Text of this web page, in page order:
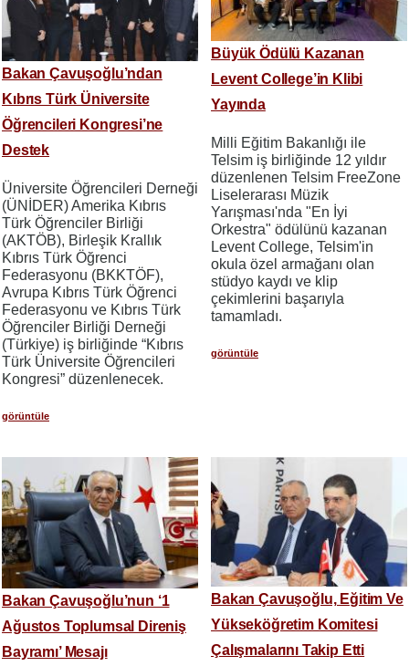
Bakan Çavuşoğlu’ndan
Kıbrıs Türk Üniversite
Öğrencileri Kongresi’ne
Destek
Üniversite Öğrencileri Derneği
(ÜNİDER) Amerika Kıbrıs
Türk Öğrenciler Birliği
(AKTÖB), Birleşik Krallık
Kıbrıs Türk Öğrenci
Federasyonu (BKKTÖF),
Avrupa Kıbrıs Türk Öğrenci
Federasyonu ve Kıbrıs Türk
Öğrenciler Birliği Derneği
(Türkiye) iş birliğinde “Kıbrıs
Türk Üniversite Öğrencileri
Kongresi” düzenlenecek.
görüntüle
Büyük Ödülü Kazanan
Levent College’in Klibi
Yayında
Milli Eğitim Bakanlığı ile
Telsim iş birliğinde 12 yıldır
düzenlenen Telsim FreeZone
Liselerarası Müzik
Yarışması'nda "En İyi
Orkestra" ödülünü kazanan
Levent College, Telsim'in
okula özel armağanı olan
stüdyo kaydı ve klip
çekimlerini başarıyla
tamamladı.
görüntüle
Bakan Çavuşoğlu’nun ‘1
Ağustos Toplumsal Direniş
Bayramı’ Mesajı
Bakan Çavuşoğlu, Eğitim Ve
Yükseköğretim Komitesi
Çalışmalarını Takip Etti